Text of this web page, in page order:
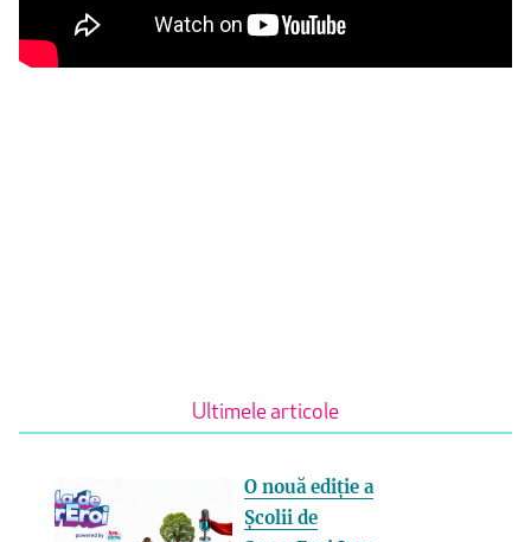
Ultimele articole
O nouă ediție a
Școlii de